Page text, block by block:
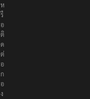
ห
รื
อ
ติ
ด
ต่
อ
ก
อ
ง